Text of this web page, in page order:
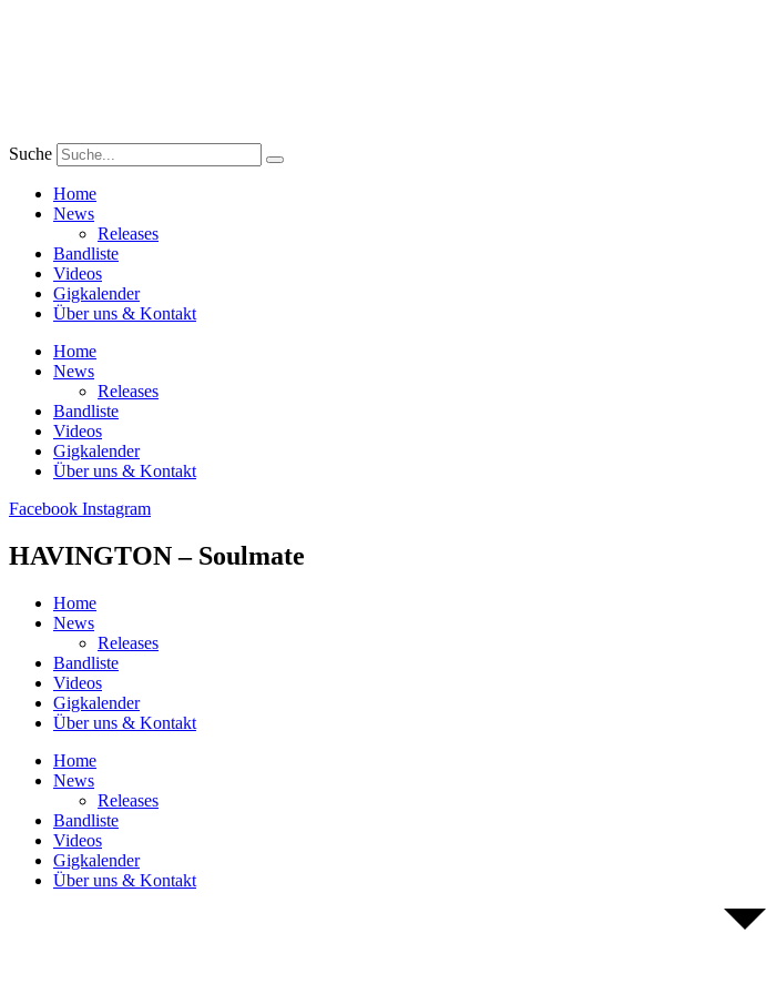
Suche
Home
News
Releases
Bandliste
Videos
Gigkalender
Über uns & Kontakt
Home
News
Releases
Bandliste
Videos
Gigkalender
Über uns & Kontakt
Facebook Instagram
HAVINGTON – Soulmate
Home
News
Releases
Bandliste
Videos
Gigkalender
Über uns & Kontakt
Home
News
Releases
Bandliste
Videos
Gigkalender
Über uns & Kontakt